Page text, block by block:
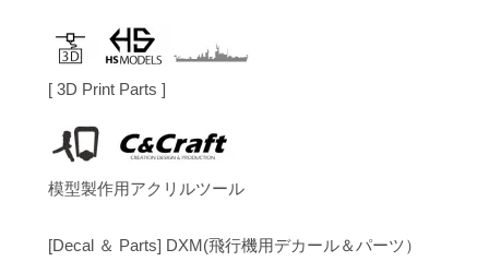
[ 3D Print Parts ]
模型製作用アクリルツール
[Decal ＆ Parts] DXM(飛行機用デカール＆パーツ）